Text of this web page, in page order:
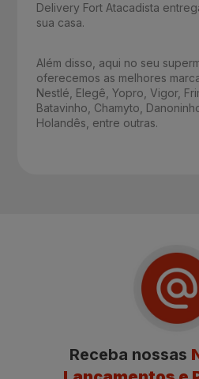
Delivery Fort Atacadista
sua casa.
Além disso, aqui no seu
oferecemos as melhores
Nestlé, Elegê, Yopro, Vigor,
Batavinho, Chamyto,
Holandês, entre outras.
Receba nossas